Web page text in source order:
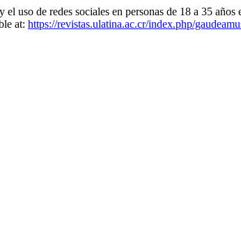
uso de redes sociales en personas de 18 a 35
at: https://revistas.ulatina.ac.cr/index.php/